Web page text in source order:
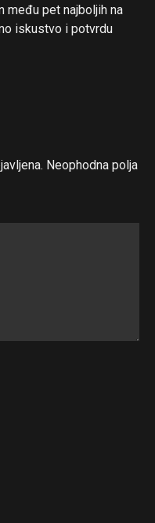
među pet najboljih na
iskustvo i potvrdu
Neophodna polja